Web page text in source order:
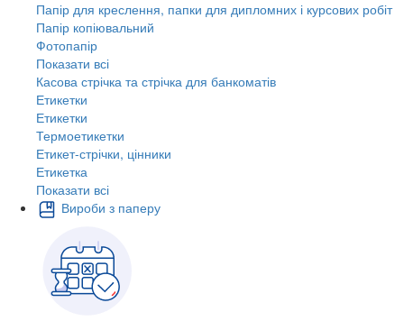
Папір для креслення, папки для дипломних і курсових робіт
Папір копіювальний
Фотопапір
Показати всі
Касова стрічка та стрічка для банкоматів
Етикетки
Етикетки
Термоетикетки
Етикет-стрічки, цінники
Етикетка
Показати всі
Вироби з паперу